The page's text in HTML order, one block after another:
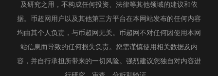
及研究之用，不构成任何投资、法律等其他领域的建议和依
据。币超网用户以及其他第三方平台在本网站发布的任何内容
均由其个人负责，与币超网无关。币超网不对任何因使用本网
站信息而导致的任何损失负责。您需谨慎使用相关数据及内
容，并自行承担所带来的一切风险。强烈建议您独自对内容进